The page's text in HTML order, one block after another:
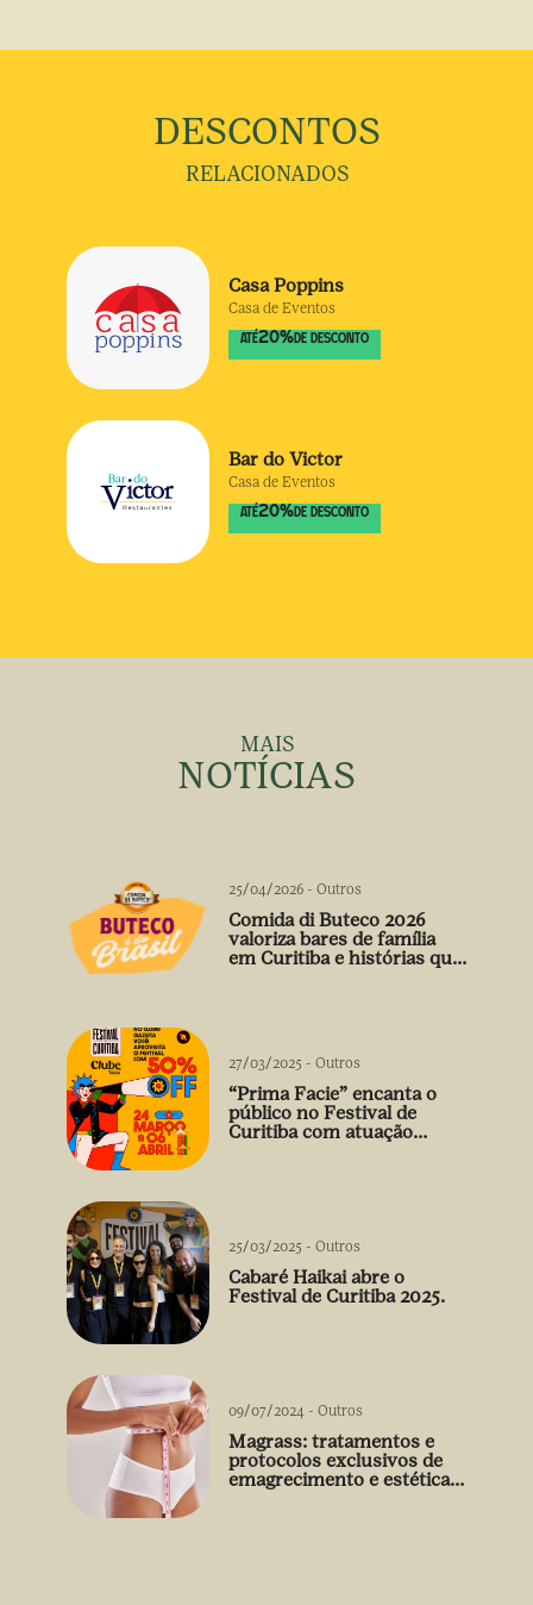
DESCONTOS
RELACIONADOS
Casa Poppins
Casa de Eventos
ATÉ20% DE DESCONTO
Bar do Victor
Casa de Eventos
ATÉ20% DE DESCONTO
MAIS
NOTÍCIAS
25/04/2026 - Outros
Comida di Buteco 2026
valoriza bares de família
em Curitiba e histórias que
27/03/2025 - Outros
“Prima Facie” encanta o
público no Festival de
Curitiba com atuação
25/03/2025 - Outros
Cabaré Haikai abre o
Festival de Curitiba 2025.
09/07/2024 - Outros
Magrass: tratamentos e
protocolos exclusivos de
emagrecimento e estética